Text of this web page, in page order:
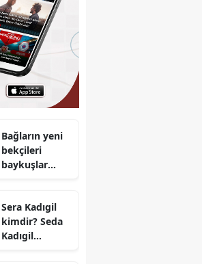
Bağların yeni
bekçileri
baykuşlar
kutusu
kuruldu
Sera Kadıgil
kimdir? Seda
Kadıgil